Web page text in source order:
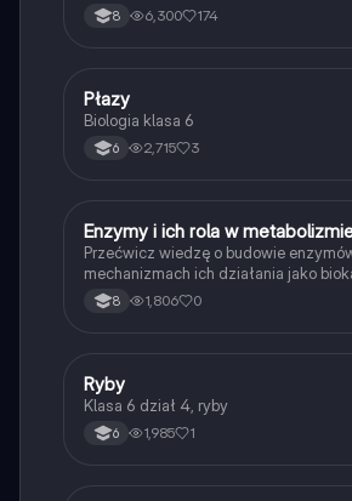
8 6,300 174
PBiologia
Płazy
Biologia klasa 6
6 2,715 3
EBiologia
Enzymy i ich rola w
Przećwicz wiedzę o budowie
mechanizmach ich działania jako
przyspieszających reakcje.
8 1,806 0
RBiologia
Ryby
Klasa 6 dział 4, ryby
6 1,985 1